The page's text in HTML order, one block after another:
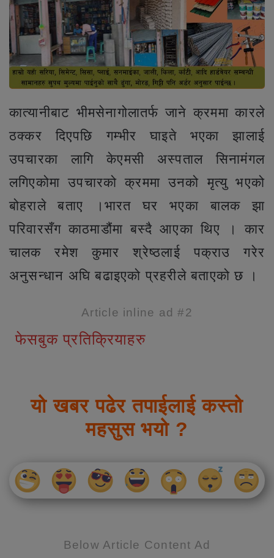
कात्यानीबाट भीमसेनागोलातर्फ जाने क्रममा कारले
ठक्कर दिएपछि गम्भीर घाइते भएका झालाई
उपचारका लागि केएमसी अस्पताल सिनामंगल
लगिएकोमा उपचारको क्रममा उनको मृत्यु भएको
बोहराले बताए ।भारत घर भएका बालक झा
परिवारसँग काठमाडौंमा बस्दै आएका थिए । कार
चालक रमेश कुमार श्रेष्ठलाई पक्राउ गरेर
अनुसन्धान अघि बढाइएको प्रहरीले बताएको छ ।
Article inline ad #2
फेसबुक प्रतिक्रियाहरु
यो खबर पढेर तपाईलाई कस्तो
महसुस भयो ?
Below Article Content Ad